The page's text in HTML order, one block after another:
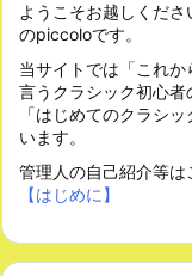
ようこそお越しくだ
のpiccoloです。
当サイトでは「これ
言うクラシック初心者
「はじめてのクラシ
います。
管理人の自己紹介等
【はじめに】